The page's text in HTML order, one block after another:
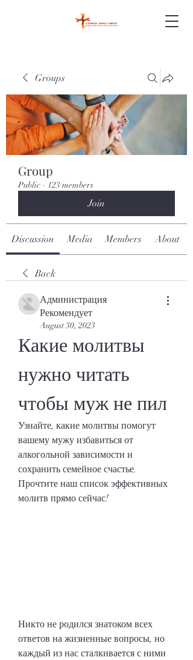
Groups
Group
Public · 123 members
Join
Discussion Media Members About
Back
Администрация
Рекомендует
August 30, 2023
Какие молитвы
нужно читать
чтобы муж не пил
Узнайте, какие молитвы помогут
вашему мужу избавиться от
алкогольной зависимости и
сохранить семейное счастье.
Прочтите наш список эффективных
молитв прямо сейчас!
Никто не родился знатоком всех
ответов на жизненные вопросы, но
каждый из нас сталкивается с ними